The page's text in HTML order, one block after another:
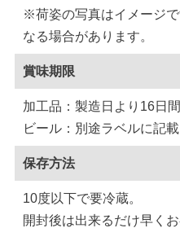
※荷姿の写真はイメージ
なる場合があります。
賞味期限
加工品：製造日より16日間
ビール：別途ラベルに記載
保存方法
10度以下で要冷蔵。
開封後は出来るだけ早く